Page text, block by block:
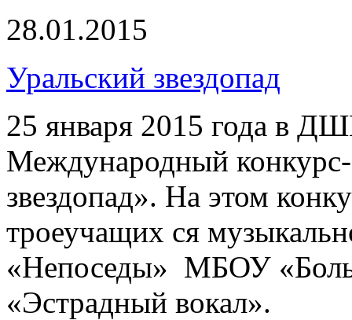
28.01.2015
Уральский звездопад
25 января 2015 года в
Международный
звездопад». На этом
троеучащих ся
«Непоседы» МБОУ
«Эстрадный вокал».